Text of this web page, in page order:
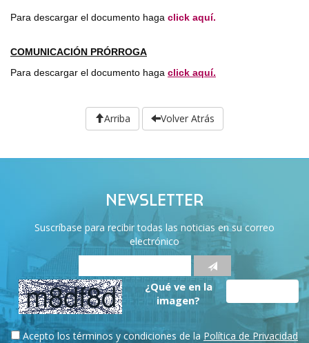
Para descargar el documento haga click aquí.
COMUNICACIÓN PRÓRROGA
Para descargar el documento haga click aquí.
Arriba Volver Atrás
NEWSLETTER
Suscríbase para recibir todas las noticias en su correo
electrónico
¿Qué ve en la
imagen?
Acepto los términos y condiciones de la Política de Privacidad